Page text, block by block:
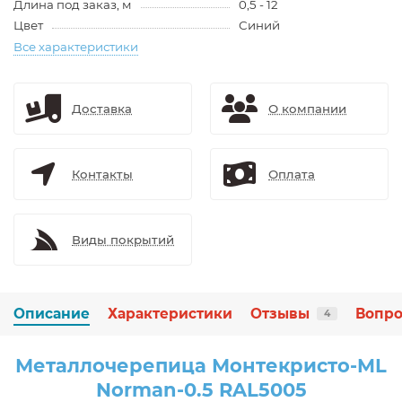
Длина под заказ, м
0,5 - 12
Цвет
Синий
Все характеристики
Доставка О компании
Контакты Оплата
Виды покрытий
Описание Характеристики Отзывы 4
Металлочерепица Монтекристо-ML
Norman-0.5 RAL5005